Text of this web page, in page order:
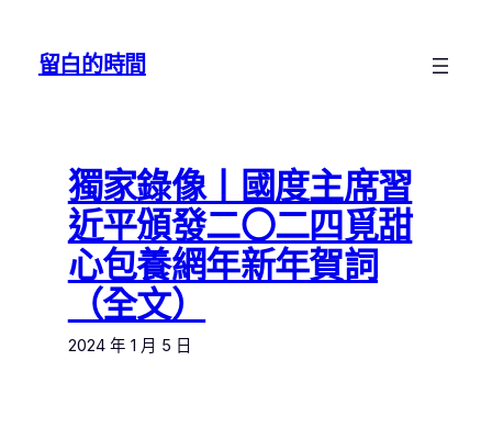
留白的時間
獨家錄像丨國度主席習
近平頒發二〇二四覓甜
心包養網年新年賀詞
（全文）
2024 年 1 月 5 日